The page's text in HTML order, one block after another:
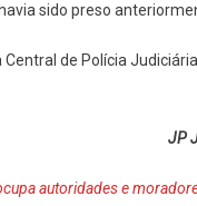
sido preso
de Polícia
JP
autoridades e